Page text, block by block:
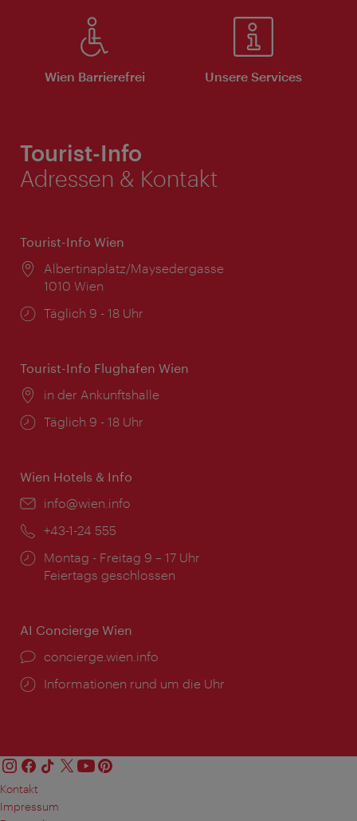
Wien Barrierefrei Unsere Services
Tourist-Info
Adressen & Kontakt
Tourist-Info Wien
Ort:
Albertinaplatz/Maysedergasse
1010 Wien
Öffnungszeiten:
Täglich 9 - 18 Uhr
Tourist-Info Flughafen Wien
Ort:
in der Ankunftshalle
Öffnungszeiten:
Täglich 9 - 18 Uhr
Wien Hotels & Info
Email:
info@wien.info
Telefon:
+43-1-24 555
Öffnungszeiten:
Montag - Freitag 9 – 17 Uhr
Feiertags geschlossen
AI Concierge Wien
Ort:
concierge.wien.info
Öffnungszeiten:
Informationen rund um die Uhr
Kontakt
Impressum